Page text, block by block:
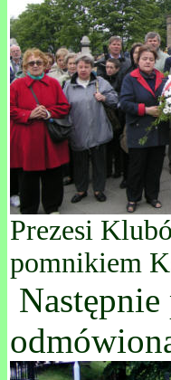
Prezesi
pomnikiem